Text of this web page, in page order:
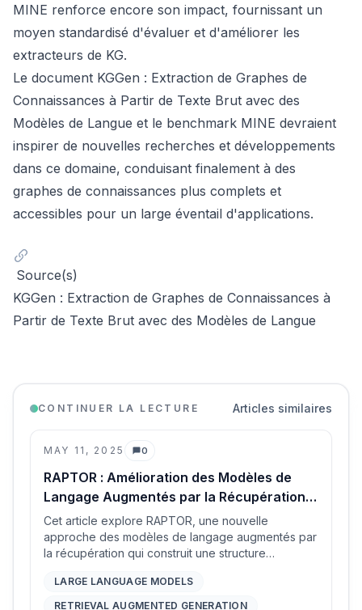
MINE renforce encore son impact, fournissant un
moyen standardisé d'évaluer et d'améliorer les
extracteurs de KG.
Le document KGGen : Extraction de Graphes de
Connaissances à Partir de Texte Brut avec des
Modèles de Langue et le benchmark MINE devraient
inspirer de nouvelles recherches et développements
dans ce domaine, conduisant finalement à des
graphes de connaissances plus complets et
accessibles pour un large éventail d'applications.
Source(s)
KGGen : Extraction de Graphes de Connaissances à
Partir de Texte Brut avec des Modèles de Langue
CONTINUER LA LECTURE Articles similaires
MAY 11, 2025 0
Commentaires
RAPTOR : Amélioration des Modèles de
Langage Augmentés par la Récupération
avec une Connaissance Organisée en
Arbre
Cet article explore RAPTOR, une nouvelle
approche des modèles de langage augmentés par
la récupération qui construit une structure
biais de l'intégration (embedding), du
regroupement (clustering) et du résumé récursifs.
LARGE LANGUAGE MODELS
RETRIEVAL AUGMENTED GENERATION